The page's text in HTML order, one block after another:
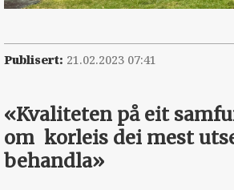
Publisert: 21.02.2023 07:41
«Kvaliteten på eit
om korleis dei mest
behandla»